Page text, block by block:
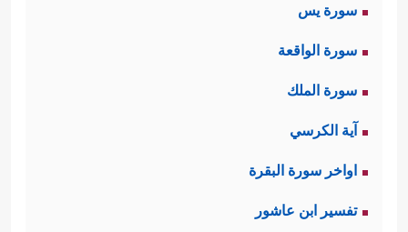
سورة يس
سورة الواقعة
سورة الملك
آية الكرسي
اواخر سورة البقرة
تفسير ابن عاشور